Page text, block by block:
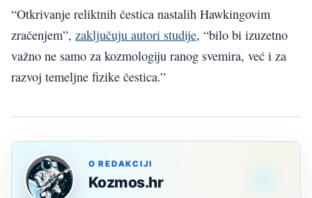
“Otkrivanje reliktnih čestica nastalih Hawkingovim
zračenjem”, zaključuju autori studije, “bilo bi izuzetno
važno ne samo za kozmologiju ranog svemira, već i za
razvoj temeljne fizike čestica.”
O REDAKCIJI
Kozmos.hr